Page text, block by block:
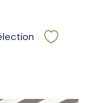
Sélectionner